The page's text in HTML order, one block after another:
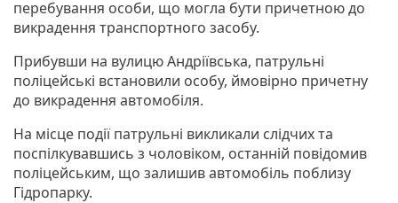
перебування особи, що могла бути причетною до
викрадення транспортного засобу.
Прибувши на вулицю Андріївська, патрульні
поліцейські встановили особу, ймовірно причетну
до викрадення автомобіля.
На місце події патрульні викликали слідчих та
поспілкувавшись з чоловіком, останній повідомив
поліцейським, що залишив автомобіль поблизу
Гідропарку.